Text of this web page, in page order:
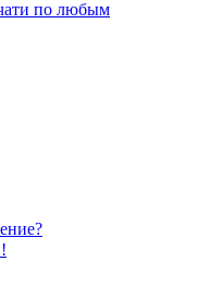
по любым